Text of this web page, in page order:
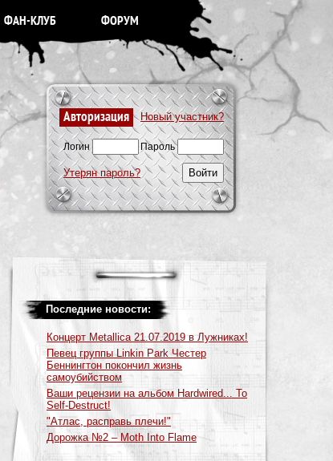
ФАН-КЛУБ ФОРУМ
Авторизация Новый участник?
Логин Пароль
Утерян пароль?
Последние новости:
Концерт Metallica 21.07.2019 в Лужниках!
Певец группы Linkin Park Честер
Беннингтон покончил жизнь
самоубийством
Ваши рецензии на альбом Hardwired... To
Self-Destruct!
"Атлас, расправь плечи!"
Дорожка №2 – Moth Into Flame